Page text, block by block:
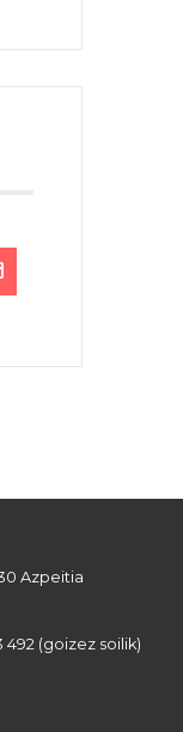
Azpeitia
492 (goizez soilik)